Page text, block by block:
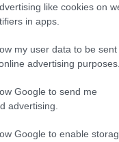
like cookies on
in apps.
my user data to be sent
advertising purposes.
Google to send me
advertising.
Google to enable
12. Szerda,